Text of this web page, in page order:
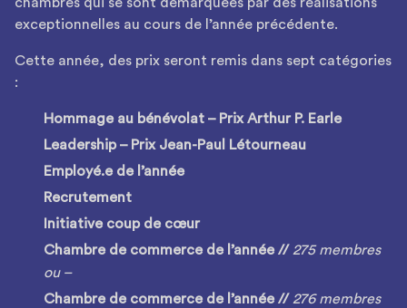
chambres qui se sont démarquées par des réalisations
exceptionnelles au cours de l’année précédente.
Cette année, des prix seront remis dans sept catégories
:
Hommage au bénévolat – Prix Arthur P. Earle
Leadership – Prix Jean-Paul Létourneau
Employé.e de l’année
Recrutement
Initiative coup de cœur
Chambre de commerce de l’année //275 membres
ou –
Chambre de commerce de l’année //276 membres